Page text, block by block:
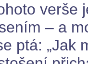
verše
– a
ptá: „Jak